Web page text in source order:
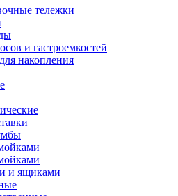
тележки
и гастроемкостей
накопления
и ящиками